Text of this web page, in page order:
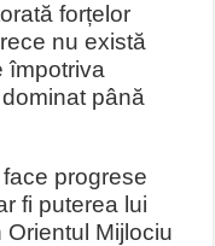
forțelor
nu există
împotriva
până
progrese
fi puterea lui
Mijlociu